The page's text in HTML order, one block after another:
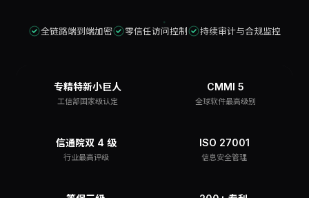
全链路端到端加密 零信任访问控制 持续审计与合规监控
专精特新小巨人
工信部国家级认定
CMMI 5
全球软件最高级别
信通院双 4 级
行业最高评级
ISO 27001
信息安全管理